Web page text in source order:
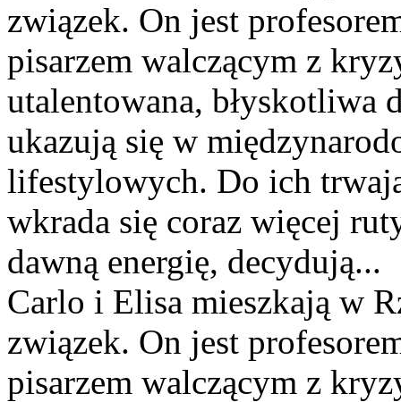
związek. On jest
pisarzem walczącym z
utalentowana,
ukazują się w
lifestylowych. Do ich
wkrada się coraz więcej
dawną energię, decydują...
Carlo i Elisa mieszkają w
związek. On jest
pisarzem walczącym z